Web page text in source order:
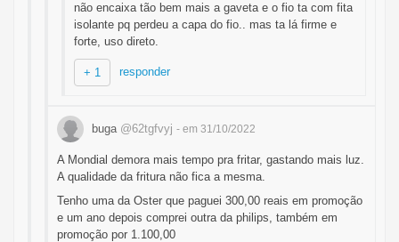
não encaixa tão bem mais a gaveta e o fio ta com fita
isolante pq perdeu a capa do fio.. mas ta lá firme e
forte, uso direto.
+ 1 responder
buga @62tgfvyj - em 31/10/2022
A Mondial demora mais tempo pra fritar, gastando mais luz.
A qualidade da fritura não fica a mesma.
Tenho uma da Oster que paguei 300,00 reais em promoção
e um ano depois comprei outra da philips, também em
promoção por 1.100,00